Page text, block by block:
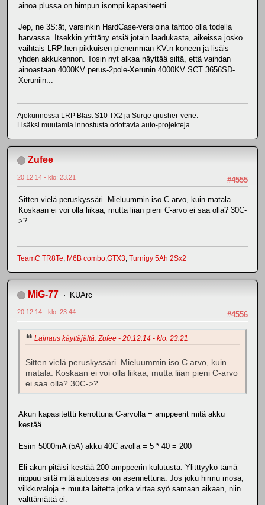
ainoa plussa on himpun isompi kapasiteetti.
Jep, ne 3S:ät, varsinkin HardCase-versioina tahtoo olla todella
harvassa. Itsekkin yrittäny etsiä jotain laadukasta, aikeissa josko
vaihtais LRP:hen pikkuisen pienemmän KV:n koneen ja lisäis
yhden akkukennon. Tosin nyt alkaa näyttää siltä, että vaihdan
ainoastaan 4000KV perus-2pole-Xerunin 4000KV SCT 3656SD-
Xeruniin...
Ajokunnossa LRP Blast S10 TX2 ja Surge grusher-vene.
Lisäksi muutamia innostusta odottavia auto-projekteja
Zufee
#4555
20.12.14 - klo: 23.21
Sitten vielä peruskyssäri. Mieluummin iso C arvo, kuin matala.
Koskaan ei voi olla liikaa, mutta liian pieni C-arvo ei saa olla? 30C-
>?
TeamC TR8Te, M6B combo,GTX3, Turnigy 5Ah 2Sx2
MiG-77 KUArc
#4556
20.12.14 - klo: 23.44
Lainaus käyttäjältä: Zufee - 20.12.14 - klo: 23.21
Sitten vielä peruskyssäri. Mieluummin iso C arvo, kuin
matala. Koskaan ei voi olla liikaa, mutta liian pieni C-arvo
ei saa olla? 30C->?
Akun kapasitettti kerrottuna C-arvolla = amppeerit mitä akku
kestää
Esim 5000mA (5A) akku 40C avolla = 5 * 40 = 200
Eli akun pitäisi kestää 200 amppeerin kulutusta. Ylitttyykö tämä
riippuu siitä mitä autossasi on asennettuna. Jos joku hirmu mosa,
vilkkuvaloja + muuta laitetta jotka virtaa syö samaan aikaan, niin
välttämättä ei.